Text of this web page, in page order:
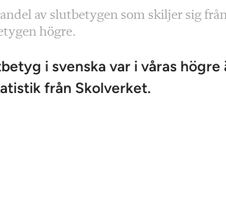
av slutbetygen som skiljer sig
högre.
i svenska var i våras
från Skolverket.